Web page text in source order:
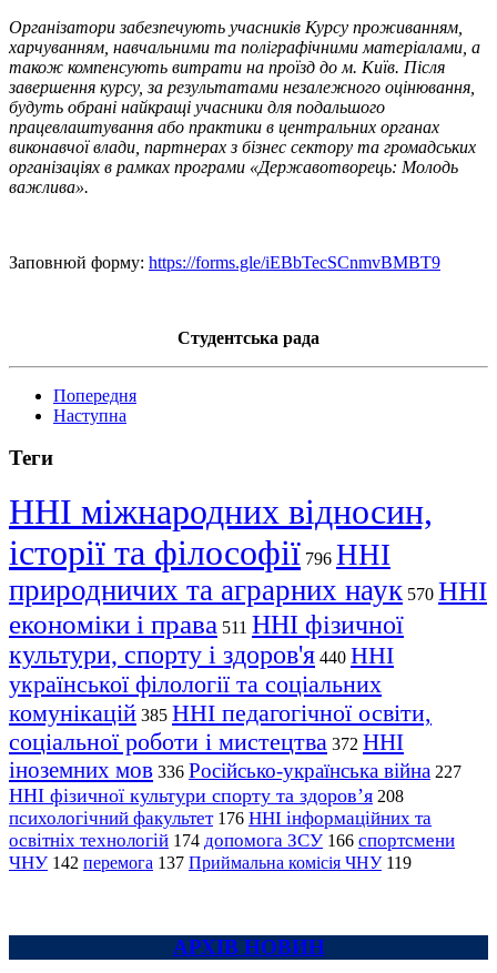
Організатори забезпечують учасників Курсу проживанням,
харчуванням, навчальними та поліграфічними матеріалами, а
також компенсують витрати на проїзд до м. Київ. Після
завершення курсу, за результатами незалежного оцінювання,
будуть обрані найкращі учасники для подальшого
працевлаштування або практики в центральних органах
виконавчої влади, партнерах з бізнес сектору та громадських
організаціях в рамках програми «Державотворець: Молодь
важлива».
Заповнюй форму: https://forms.gle/iEBbTecSCnmvBMBT9
Студентська рада
Попередня
Наступна
Теги
ННІ міжнародних відносин,
історії та філософії 796 ННІ
природничих та аграрних наук 570 ННІ
економіки і права 511 ННІ фізичної
культури, спорту і здоров'я 440 ННІ
української філології та соціальних
комунікацій 385 ННІ педагогічної освіти,
соціальної роботи і мистецтва 372 ННІ
іноземних мов 336 Російсько-українська війна 227
ННІ фізичної культури спорту та здоров’я 208
психологічний факультет 176 ННІ інформаційних та
освітніх технологій 174 допомога ЗСУ 166 спортсмени
ЧНУ 142 перемога 137 Приймальна комісія ЧНУ 119
АРХІВ НОВИН